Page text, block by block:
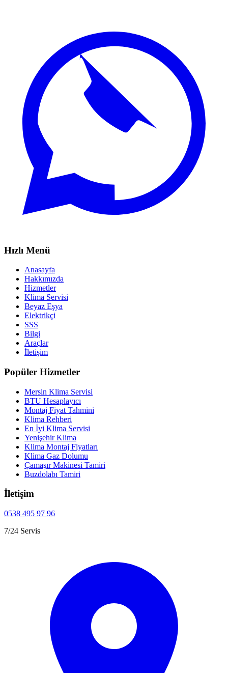
Hızlı Menü
Anasayfa
Hakkımızda
Hizmetler
Klima Servisi
Beyaz Eşya
Elektrikçi
SSS
Bilgi
Araçlar
İletişim
Popüler Hizmetler
Mersin Klima Servisi
BTU Hesaplayıcı
Montaj Fiyat Tahmini
Klima Rehberi
En İyi Klima Servisi
Yenişehir Klima
Klima Montaj Fiyatları
Klima Gaz Dolumu
Çamaşır Makinesi Tamiri
Buzdolabı Tamiri
İletişim
0538 495 97 96
7/24 Servis